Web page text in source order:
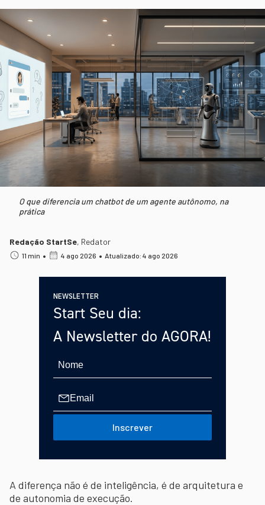
O que diferencia um chatbot de um agente autônomo, na
prática
Redação StartSe, Redator
11 min • 4 ago 2026 • Atualizado: 4 ago 2026
NEWSLETTER
Start Seu dia:
A Newsletter do AGORA!
Inscrever
A diferença não é de inteligência, é de arquitetura e
de autonomia de execução.